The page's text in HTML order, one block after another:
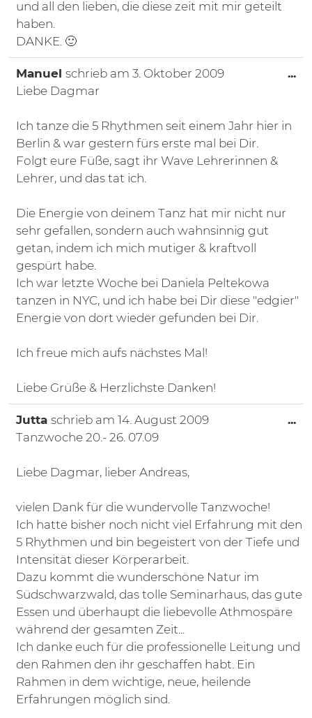
und all den lieben, die diese zeit mit mir geteilt
haben.
DANKE. 🙂
Manuel schrieb am 3. Oktober 2009
Liebe Dagmar
Ich tanze die 5 Rhythmen seit einem Jahr hier in
Berlin & war gestern fürs erste mal bei Dir.
Folgt eure Füße, sagt ihr Wave Lehrerinnen &
Lehrer, und das tat ich.
Die Energie von deinem Tanz hat mir nicht nur
sehr gefallen, sondern auch wahnsinnig gut
getan, indem ich mich mutiger & kraftvoll
gespürt habe.
Ich war letzte Woche bei Daniela Peltekowa
tanzen in NYC, und ich habe bei Dir diese "edgier"
Energie von dort wieder gefunden bei Dir.
Ich freue mich aufs nächstes Mal!
Liebe Grüße & Herzlichste Danken!
...
Jutta schrieb am 14. August 2009
Tanzwoche 20.- 26. 07.09
Liebe Dagmar, lieber Andreas,
vielen Dank für die wundervolle Tanzwoche!
Ich hatte bisher noch nicht viel Erfahrung mit den
5 Rhythmen und bin begeistert von der Tiefe und
Intensität dieser Körperarbeit.
Dazu kommt die wunderschöne Natur im
Südschwarzwald, das tolle Seminarhaus, das gute
Essen und überhaupt die liebevolle Athmospäre
während der gesamten Zeit...
Ich danke euch für die professionelle Leitung und
den Rahmen den ihr geschaffen habt. Ein
Rahmen in dem wichtige, neue, heilende
Erfahrungen möglich sind.
...